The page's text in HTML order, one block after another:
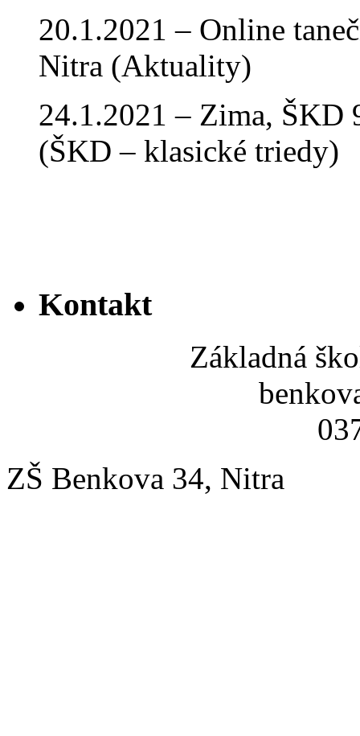
20.1.2021 – Online
Nitra (Aktuality)
24.1.2021 – Zima, ŠKD
(ŠKD – klasické triedy)
Kontakt
Základná
ZŠ Benkova 34, Nitra